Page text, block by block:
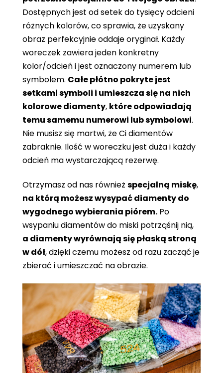
Dostępnych jest od setek do tysięcy odcieni
różnych kolorów, co sprawia, że ​​uzyskany
obraz perfekcyjnie oddaje oryginał. Każdy
woreczek zawiera jeden konkretny
kolor/odcień i jest oznaczony numerem lub
symbolem. Całe płótno pokryte jest
setkami symboli i umieszcza się na nich
kolorowe diamenty, które odpowiadają
temu samemu numerowi lub symbolowi.
Nie musisz się martwi, że Ci diamentów
zabraknie. Ilość w woreczku jest duża i każdy
odcień ma wystarczającą rezerwę.
Otrzymasz od nas również specjalną miskę,
na którą możesz wysypać diamenty do
wygodnego wybierania piórem. Po
wsypaniu diamentów do miski potrząśnij nią,
a diamenty wyrównają się płaską stroną
w dół, dzięki czemu możesz od razu zacząć je
zbierać i umieszczać na obrazie.